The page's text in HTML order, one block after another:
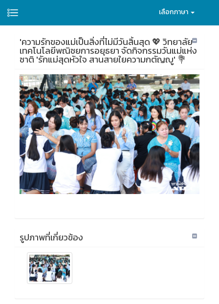
เลือกภาษา
'ความรักของแม่เป็นสิ่งที่ไม่มีวันสิ้นสุด 💖 วิทยาลัย
เทคโนโลยีพณิชยการอยุธยา จัดกิจกรรมวันแม่แห่ง
ชาติ 'รักแม่สุดหัวใจ สานสายใยความกตัญญู' 💐
รูปภาพที่เกี่ยวข้อง